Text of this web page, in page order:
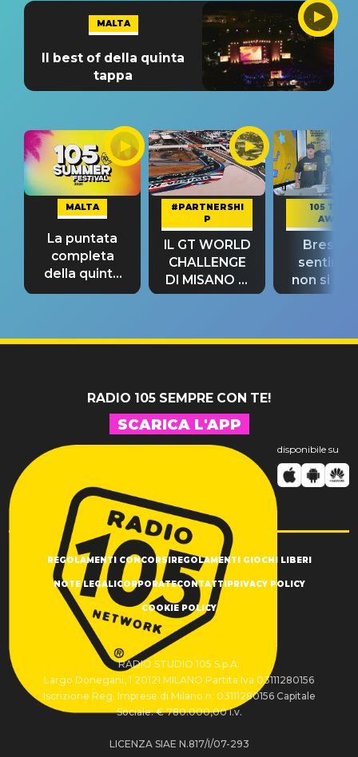
MALTA
Il best of della quinta
tappa
MALTA
La puntata
completa
della quinta
tappa
#PARTNERSHI
P
IL GT WORLD
CHALLENGE
DI MISANO si
riconferma
105 TAKE
AWAY
Bresh:
non si
fino alla
RADIO 105 SEMPRE CON TE!
SCARICA L'APP
disponibile su
REGOLAMENTI CONCORSI REGOLAMENTI GIOCHI LIBERI
NOTE LEGALI CORPORATECONTATTI PRIVACY POLICY
COOKIE POLICY
RADIO STUDIO 105 S.p.A.
Largo Donegani, 1 20121 MILANO Partita Iva 03111280156
Iscrizione Reg. Imprese di Milano n. 03111280156 Capitale
Sociale: € 780.000,00 i.v.
LICENZA SIAE N.817/I/07-293